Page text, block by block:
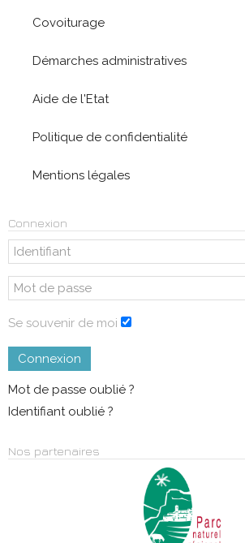
Covoiturage
Démarches administratives
Aide de l'Etat
Politique de confidentialité
Mentions légales
Connexion
Se souvenir de moi
Connexion
Mot de passe oublié ?
Identifiant oublié ?
Nos partenaires